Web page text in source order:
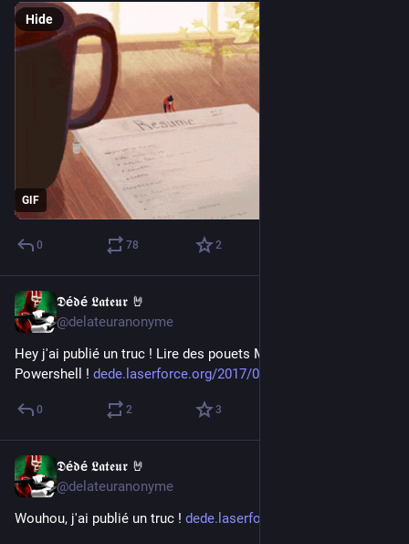
GIF
Hide
0 78 2
𝕯é𝖉é 𝕷𝖆𝖙𝖊𝖚𝖗 🤘
@delateuranonyme
Hey j'ai publié un truc ! Lire des pouets Mastodon en
Powershell ! dede.laserforce.org/2017/04/22
0 2 3
𝕯é𝖉é 𝕷𝖆𝖙𝖊𝖚𝖗 🤘
@delateuranonyme
Wouhou, j'ai publié un truc ! dede.laserforce.org/2017/04/22